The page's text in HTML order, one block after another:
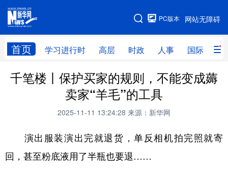
网站无障碍
PC版本
首页 学习进行时 高层 时政 人事 国际 财
网站地图
学习进行时 高层 时政 人事
财经 网评
全球连线
科技 科创 量子 体育
文化 书画 健康
千笔楼丨保护买家的规则，不能变成薅
卖家“羊毛”的工具
2025-11-11 13:24:28 来源：新华网
演出服装演出完就退货，单反相机拍完照就寄
回，甚至粉底液用了半瓶也要退……